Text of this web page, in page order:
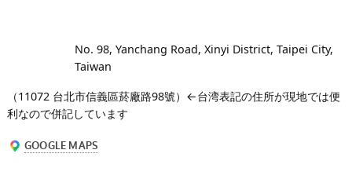
No. 98, Yanchang Road, Xinyi District, Taipei City,
Taiwan
（11072 台北市信義區菸廠路98號）←台湾表記の住所が現地では便
利なので併記しています